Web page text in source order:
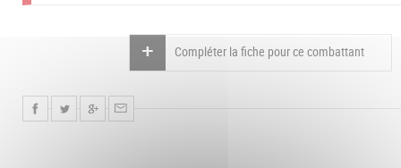
Compléter la fiche pour ce combattant